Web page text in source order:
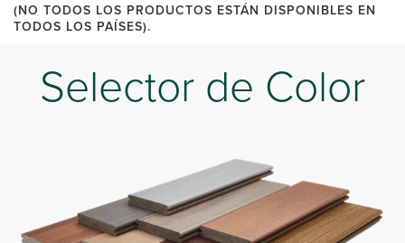
(NO TODOS LOS PRODUCTOS ESTÁN DISPONIBLES EN
TODOS LOS PAÍSES).
Selector de Color